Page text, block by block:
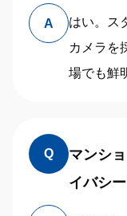
A
はい。ス
カメラを
場でも鮮
Q
マンシ
イバシ